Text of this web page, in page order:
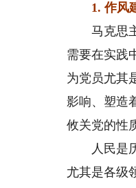
1. 作风建
马克思主
需要在实践
为党员尤其
影响、塑造
攸关党的性
人民是历
尤其是各级